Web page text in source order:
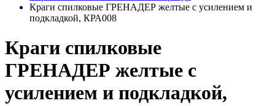
Краги спилковые ГРЕНАДЕР желтые с усилением и
подкладкой, КРА008
Краги спилковые
ГРЕНАДЕР желтые с
усилением и подкладкой,